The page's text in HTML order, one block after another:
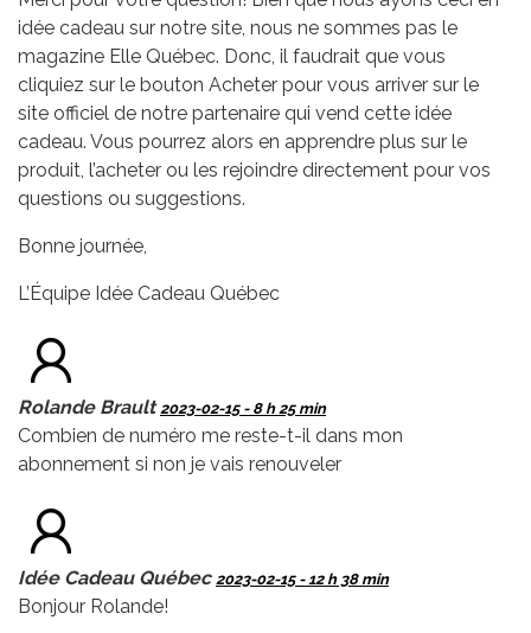
idée cadeau sur notre site, nous ne sommes pas le
magazine Elle Québec. Donc, il faudrait que vous
cliquiez sur le bouton Acheter pour vous arriver sur le
site officiel de notre partenaire qui vend cette idée
cadeau. Vous pourrez alors en apprendre plus sur le
produit, l’acheter ou les rejoindre directement pour vos
questions ou suggestions.
Bonne journée,
L’Équipe Idée Cadeau Québec
Rolande Brault2023-02-15 - 8 h 25 min
Combien de numéro me reste-t-il dans mon
abonnement si non je vais renouveler
Idée Cadeau Québec 2023-02-15 - 12 h 38 min
Bonjour Rolande!